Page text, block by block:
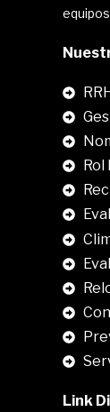
Rol
Link